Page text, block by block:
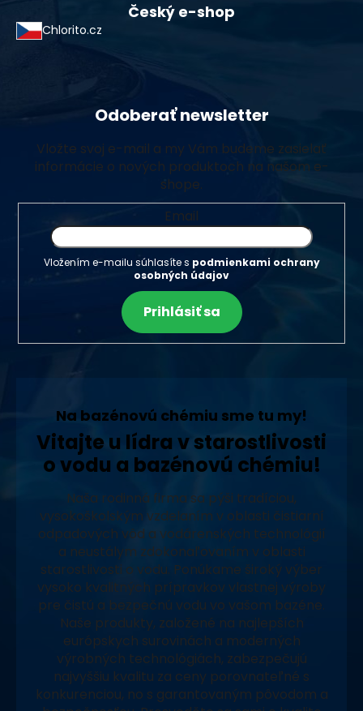
Český e-shop
Chlorito.cz
Odoberať newsletter
Vložte svoj e-mail a my Vám budeme zasielať
informácie o nových produktoch na našom e-
shope.
Email
Vložením e-mailu súhlasíte s podmienkami ochrany
osobných údajov
Prihlásiť sa
Na bazénovú chémiu sme tu my!
Vitajte u lídra v starostlivosti
o vodu a bazénovú chémiu!
Naša rodinná firma sa pýši tradíciou,
vysokoškolským vzdelaním v oblasti čistiarní
odpadových vôd a vodárenských technológií
a neustálym zdokonaľovaním v oblasti
starostlivosti o vodu. Ponúkame široký výber
vysoko kvalitných prípravkov vlastnej výroby
pre čistú a bezpečnú vodu vo vašom bazéne.
Naše produkty, založené na najlepších
európskych surovinách a moderných
výrobných technológiách, zabezpečujú
najvyššiu kvalitu za ceny porovnateľné s
konkurenciou, no s garantovaným pôvodom a